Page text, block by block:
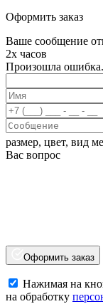
Оформить заказ
Ваше сообщение
2х часов
Произошла
размер, цвет, вид
Вас вопрос
Оформить заказ
Нажимая на
на обработку